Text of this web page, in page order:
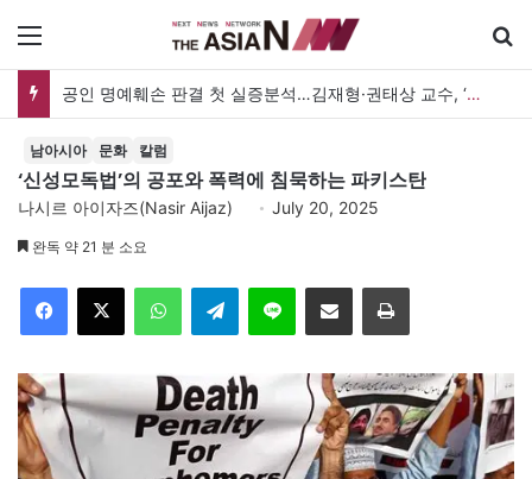
메뉴
공인 명예훼손 판결 첫 실증분석…김재형·권태상 교수, ‘공인 보도준칙’ 제안도
남아시아 문화 칼럼
‘신성모독법’의 공포와 폭력에 침묵하는 파키스탄
나시르 아이자즈(Nasir Aijaz) July 20, 2025
완독 약 21 분 소요
Facebook
X WhatsAppTelegramLine 이메일 인쇄